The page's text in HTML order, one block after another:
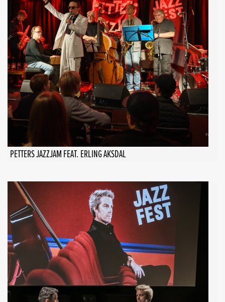
PETTERS JAZZJAM FEAT. ERLING AKSDAL